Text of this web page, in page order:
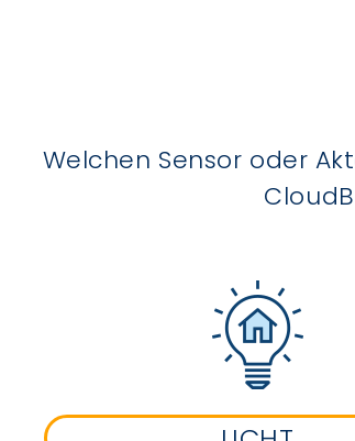
Welchen Sensor oder